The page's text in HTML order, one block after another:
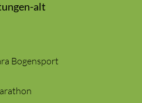
alt
Bogensport